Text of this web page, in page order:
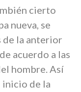
cierto
nueva, se
de la anterior
acuerdo a las
hombre. Así
inicio de la